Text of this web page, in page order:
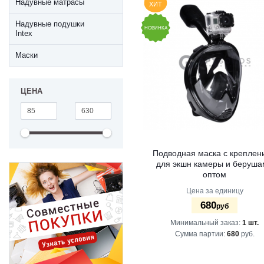
Надувные матрасы
Надувные подушки
Intex
Маски
ЦЕНА
ХИТ
НОВИНКА
Подводная маска с
для экшн камеры и
оптом
Цена за единицу
680руб
Минимальный заказ: 1 шт.
Сумма партии: 680руб.